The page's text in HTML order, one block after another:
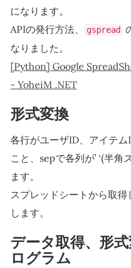
になります。
APIの発行方法、
gspread
なりました。
[Python] Google
- YoheiM .NET
形式変換
各行がユーザID、アイテ
こと、sepで各列が’ ‘(半
ます。
スプレッドシートから取
します。
データ取得、形
ログラム